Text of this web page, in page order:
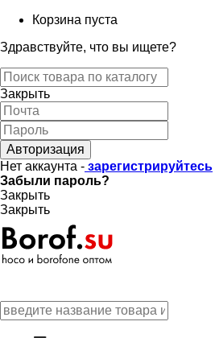
Корзина пуста
Здравствуйте, что вы ищете?
Закрыть
Авторизация
Нет аккаунта - зарегистрируйтесь
Забыли пароль?
Закрыть
Закрыть